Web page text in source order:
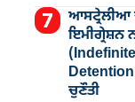
ਆਸਟ੍ਰੇਲੀਆ
ਇਮੀਗ੍ਰੇਸ਼ਨ
ਚੁਣੌਤੀ